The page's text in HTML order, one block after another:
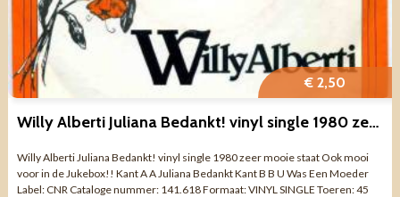
€ 2,50
Willy Alberti Juliana Bedankt! vinyl single 1980 zeer mooie
Willy Alberti Juliana Bedankt! vinyl single 1980 zeer mooie staat Ook mooi
voor in de Jukebox!! Kant A A Juliana Bedankt Kant B B U Was Een Moeder
Label: CNR Cataloge nummer: 141.618 Formaat: VINYL SINGLE Toeren: 45